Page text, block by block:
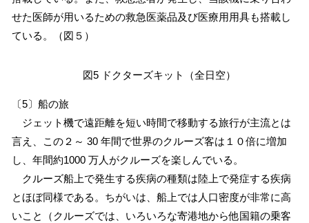
せた医師が用いるための救急医薬品及び医療用用具も搭載し
ている。（図５）
図5 ドクターズキット（全日空）
〔5〕船の旅
ジェット機で遠距離を短い時間で移動する旅行が主流とは
言え、この２～ 30 年間で世界のクルーズ客は１０倍に増加
し、年間約1000 万人がクルーズを楽しんでいる。
クルーズ船上で発生する疾病の種類は陸上で発症する疾病
とほぼ同様である。ちがいは、船上では人口密度が非常に高
いこと（クルーズでは、いろいろな寄港地から他国籍の乗客